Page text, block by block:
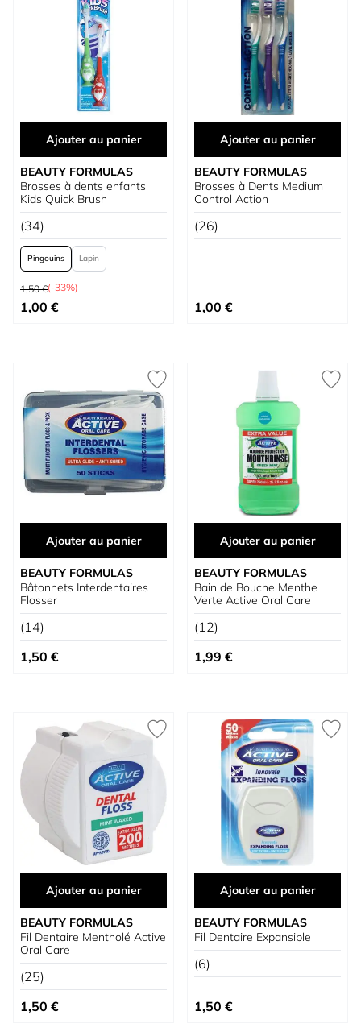
Ajouter au panier
BEAUTY FORMULAS
Brosses à dents enfants
Kids Quick Brush
(34)
Pingouins Lapin
Prix normal
1,50 €(-33%)
À partir de
1,00 €
Ajouter au panier
BEAUTY FORMULAS
Brosses à Dents Medium
Control Action
(26)
1,00 €
Ajouter au panier
BEAUTY FORMULAS
Bâtonnets Interdentaires
Flosser
(14)
1,50 €
Ajouter au panier
BEAUTY FORMULAS
Bain de Bouche Menthe
Verte Active Oral Care
(12)
1,99 €
Ajouter au panier
BEAUTY FORMULAS
Fil Dentaire Mentholé Active
Oral Care
(25)
1,50 €
Ajouter au panier
BEAUTY FORMULAS
Fil Dentaire Expansible
(6)
1,50 €